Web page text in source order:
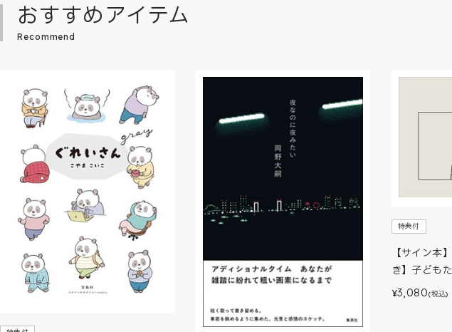
おすすめアイテム
Recommend
特典付
【サイン本
き】子ども
¥3,080(税込)